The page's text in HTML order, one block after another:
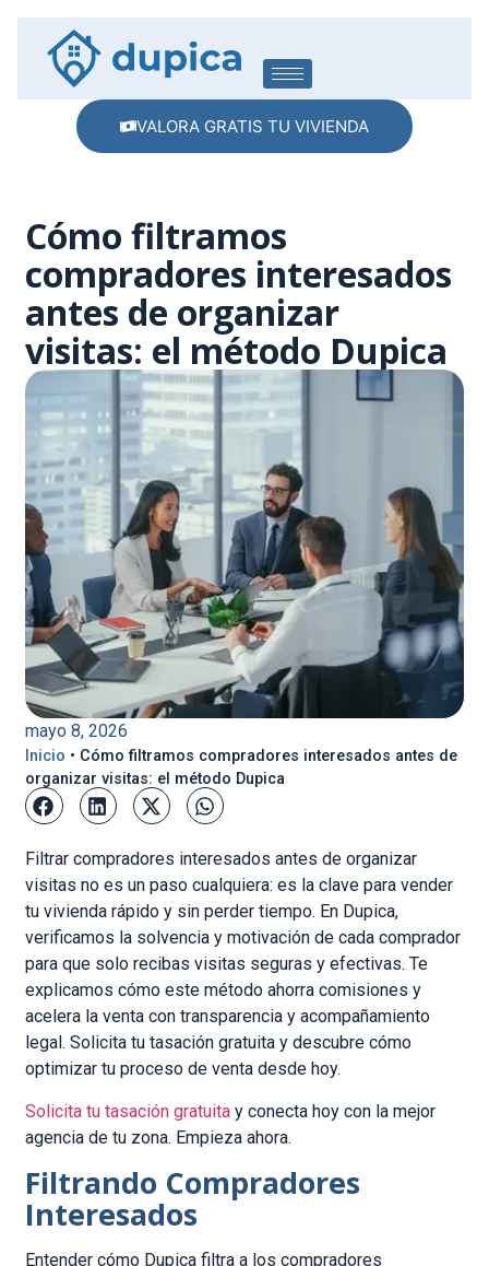
VALORA GRATIS TU VIVIENDA
Cómo filtramos
compradores interesados
antes de organizar
visitas: el método Dupica
mayo 8, 2026
Inicio • Cómo filtramos compradores interesados antes de
organizar visitas: el método Dupica
Filtrar compradores interesados antes de organizar
visitas no es un paso cualquiera: es la clave para vender
tu vivienda rápido y sin perder tiempo. En Dupica,
verificamos la solvencia y motivación de cada comprador
para que solo recibas visitas seguras y efectivas. Te
explicamos cómo este método ahorra comisiones y
acelera la venta con transparencia y acompañamiento
legal. Solicita tu tasación gratuita y descubre cómo
optimizar tu proceso de venta desde hoy.
Solicita tu tasación gratuita y conecta hoy con la mejor
agencia de tu zona. Empieza ahora.
Filtrando Compradores
Interesados
Entender cómo Dupica filtra a los compradores